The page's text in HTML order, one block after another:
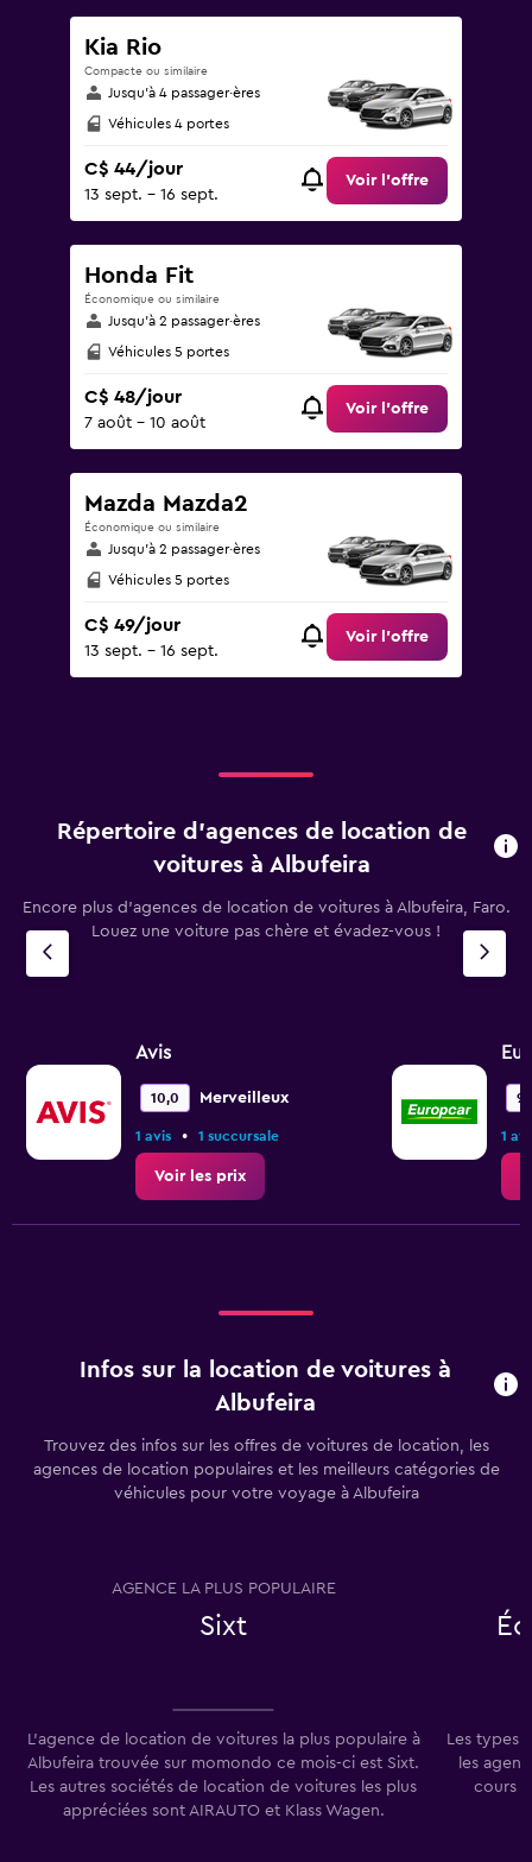
Kia Rio
Compacte ou similaire
Jusqu’à 4 passager·ères
Véhicules 4 portes
C$ 44/jour
13 sept. - 16 sept.
Voir l’offre
Honda Fit
Économique ou similaire
Jusqu’à 2 passager·ères
Véhicules 5 portes
C$ 48/jour
7 août - 10 août
Voir l’offre
Mazda Mazda2
Économique ou similaire
Jusqu’à 2 passager·ères
Véhicules 5 portes
C$ 49/jour
13 sept. - 16 sept.
Voir l’offre
Répertoire d’agences de location de
voitures à Albufeira
Encore plus d’agences de location de voitures à Albufeira, Faro.
Louez une voiture pas chère et évadez-vous !
Avis
10,0 Merveilleux
1 avis • 1 succursale
Voir les prix
1
Infos sur la location de voitures à
Albufeira
Trouvez des infos sur les offres de voitures de location, les
agences de location populaires et les meilleurs catégories de
véhicules pour votre voyage à Albufeira
AGENCE LA PLUS POPULAIRE
Sixt
L'agence de location de voitures la plus populaire à
Albufeira trouvée sur momondo ce mois-ci est Sixt.
Les autres sociétés de location de voitures les plus
appréciées sont AIRAUTO et Klass Wagen.
Les types
les
cours